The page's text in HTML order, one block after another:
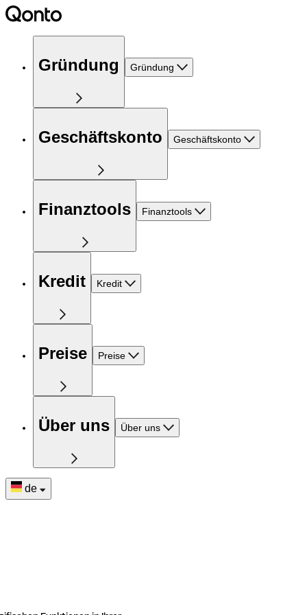
Gründung Gründung
Geschäftskonto Geschäftskonto
Finanztools Finanztools
Kredit Kredit
Preise Preise
Über uns Über uns
de